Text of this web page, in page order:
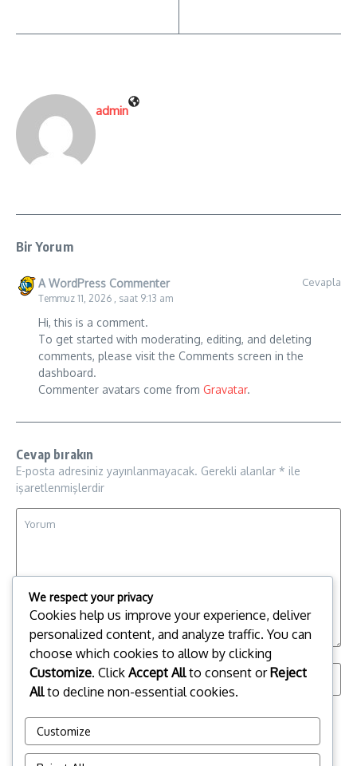
admin
Bir Yorum
A WordPress Commenter
Temmuz 11, 2026 , saat 9:13 am
Cevapla
Hi, this is a comment.
To get started with moderating, editing, and deleting
comments, please visit the Comments screen in the
dashboard.
Commenter avatars come from Gravatar.
Cevap bırakın
E-posta adresiniz yayınlanmayacak. Gerekli alanlar * ile
işaretlenmişlerdir
Daha sonraki yorumlarımda kullanılması için adım, e-posta
adresim ve site adresim bu tarayıcıya kaydedilsin.
We respect your privacy
Cookies help us improve your experience, deliver
personalized content, and analyze traffic. You can
choose which cookies to allow by clicking
Customize. Click Accept Allto consent orReject
Allto decline non-essential cookies.
Customize